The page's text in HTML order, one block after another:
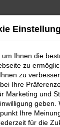
die dir
Ihnen die
zu
zu
Ihre
Marketing und
geben.
Ihre
für die